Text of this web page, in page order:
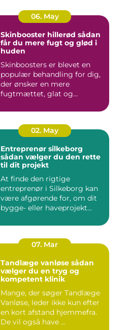
06. May
Skinbooster hillerød sådan
får du mere fugt og glød i
huden
Skinboosters er blevet en
populær behandling for dig,
der ønsker en mere
fugtmættet, glat og
02. May
Entreprenør silkeborg
sådan vælger du den rette
til dit projekt
At finde den rigtige
entreprenør i Silkeborg kan
være afgørende for, om dit
bygge- eller haveprojekt...
07. Mar
Tandlæge vanløse sådan
vælger du en tryg og
kompetent klinik
Mange, der søger Tandlæge
Vanløse, leder ikke kun efter
en kort afstand hjemmefra.
De vil også have ...